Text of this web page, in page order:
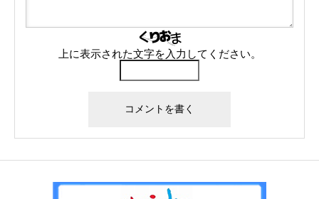
上に表示された文字を入力してください。